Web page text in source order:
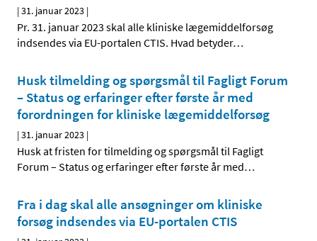
|31. januar 2023 |
Pr. 31. januar 2023 skal alle kliniske lægemiddelforsøg
indsendes via EU-portalen CTIS. Hvad betyder…
Husk tilmelding og spørgsmål til Fagligt Forum
– Status og erfaringer efter første år med
forordningen for kliniske lægemiddelforsøg
|31. januar 2023 |
Husk at fristen for tilmelding og spørgsmål til Fagligt
Forum – Status og erfaringer efter første år med…
Fra i dag skal alle ansøgninger om kliniske
forsøg indsendes via EU-portalen CTIS